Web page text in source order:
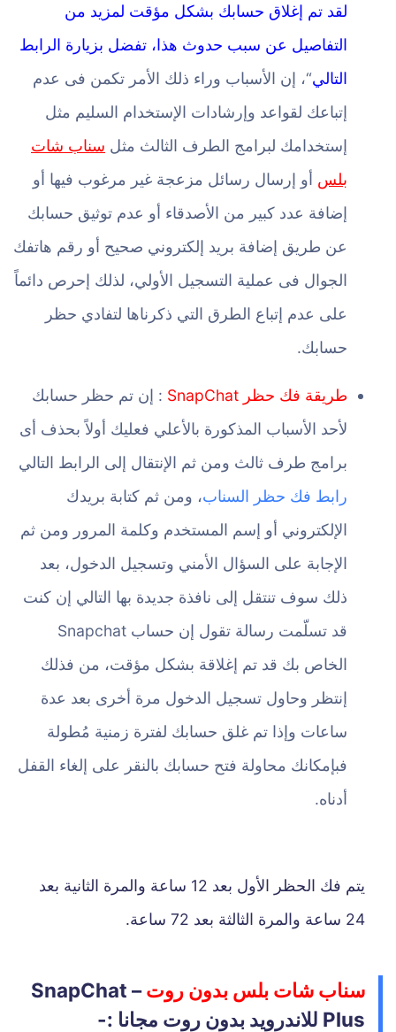
لقد تم إغلاق حسابك بشكل مؤقت لمزيد من
التفاصيل عن سبب حدوث هذا، تفضل بزيارة الرابط
التالي“، إن الأسباب وراء ذلك الأمر تكمن فى عدم
إتباعك لقواعد وإرشادات الإستخدام السليم مثل
إستخدامك لبرامج الطرف الثالث مثل سناب شات
بلس أو إرسال رسائل مزعجة غير مرغوب فيها أو
إضافة عدد كبير من الأصدقاء أو عدم توثيق حسابك
عن طريق إضافة بريد إلكتروني صحيح أو رقم هاتفك
الجوال فى عملية التسجيل الأولي، لذلك إحرص دائماً
على عدم إتباع الطرق التي ذكرناها لتفادي حظر
حسابك.
طريقة فك حظر SnapChat
: إن تم حظر حسابك
لأحد الأسباب المذكورة بالأعلي فعليك أولاً بحذف أى
برامج طرف ثالث ومن ثم الإنتقال إلى الرابط التالي
رابط فك حظر السناب، ومن ثم كتابة بريدك
الإلكتروني أو إسم المستخدم وكلمة المرور ومن ثم
الإجابة على السؤال الأمني وتسجيل الدخول، بعد
ذلك سوف تنتقل إلى نافذة جديدة بها التالي إن كنت
قد تسلّمت رسالة تقول إن حساب Snapchat
الخاص بك قد تم إغلاقة بشكل مؤقت، من فذلك
إنتظر وحاول تسجيل الدخول مرة أخرى بعد عدة
ساعات وإذا تم غلق حسابك لفترة زمنية مُطولة
فبإمكانك محاولة فتح حسابك بالنقر على إلغاء القفل
أدناه.
يتم فك الحظر الأول بعد 12 ساعة والمرة الثانية بعد
24 ساعة والمرة الثالثة بعد 72 ساعة.
سناب شات بلس بدون روت
– SnapChat
Plus للاندرويد بدون روت مجانا :-